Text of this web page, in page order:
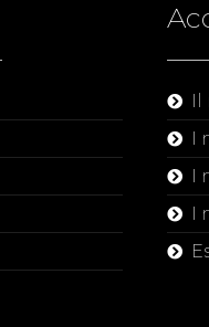
Il
I
I
I